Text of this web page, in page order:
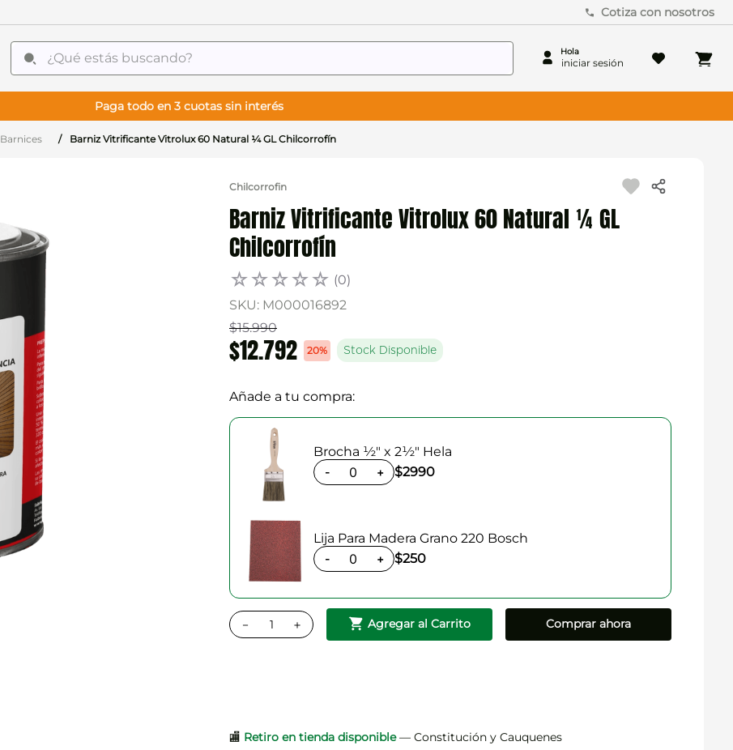
Cotiza con nosotros
¿Qué estás buscando?
Paga todo en 3 cuotas sin interés
Barnices Barniz Vitrificante Vitrolux 60 Natural ¼ GL Chilcorrofín
Chilcorrofin
Barniz Vitrificante Vitrolux 60 Natural ¼ GL
Chilcorrofín
☆☆☆☆☆ (0)
SKU: M000016892
$15.990
$12.792 20% Stock Disponible
Añade a tu compra:
Brocha ½" x 2½" Hela
- + $2990
Lija Para Madera Grano 220 Bosch
- + $250
＋
－ Agregar al Carrito Comprar ahora
🏬 Retiro en tienda disponible— Constitución y Cauquenes